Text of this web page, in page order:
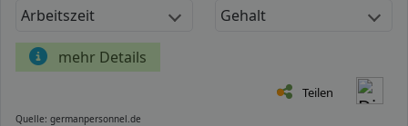
Arbeitszeit Gehalt
mehr Details
Teilen
Quelle: germanpersonnel.de